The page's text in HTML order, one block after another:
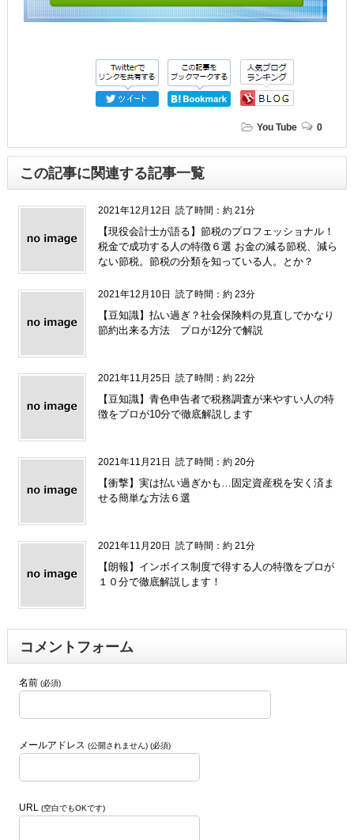
You Tube 0
この記事に関連する記事一覧
2021年12月12日 読了時間：約 21分
【現役会計士が語る】節税のプロフェッショナル！
税金で成功する人の特徴６選 お金の減る節税、減ら
ない節税。節税の分類を知っている人。とか？
2021年12月10日 読了時間：約 23分
【豆知識】払い過ぎ？社会保険料の見直しでかなり
節約出来る方法 プロが12分で解説
2021年11月25日 読了時間：約 22分
【豆知識】青色申告者で税務調査が来やすい人の特
徴をプロが10分で徹底解説します
2021年11月21日 読了時間：約 20分
【衝撃】実は払い過ぎかも…固定資産税を安く済ま
せる簡単な方法６選
2021年11月20日 読了時間：約 21分
【朗報】インボイス制度で得する人の特徴をプロが
１０分で徹底解説します！
コメントフォーム
名前 (必須)
メールアドレス (公開されません) (必須)
URL (空白でもOKです)